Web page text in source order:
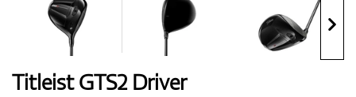
Bagy
Titleist GTS2 Driver